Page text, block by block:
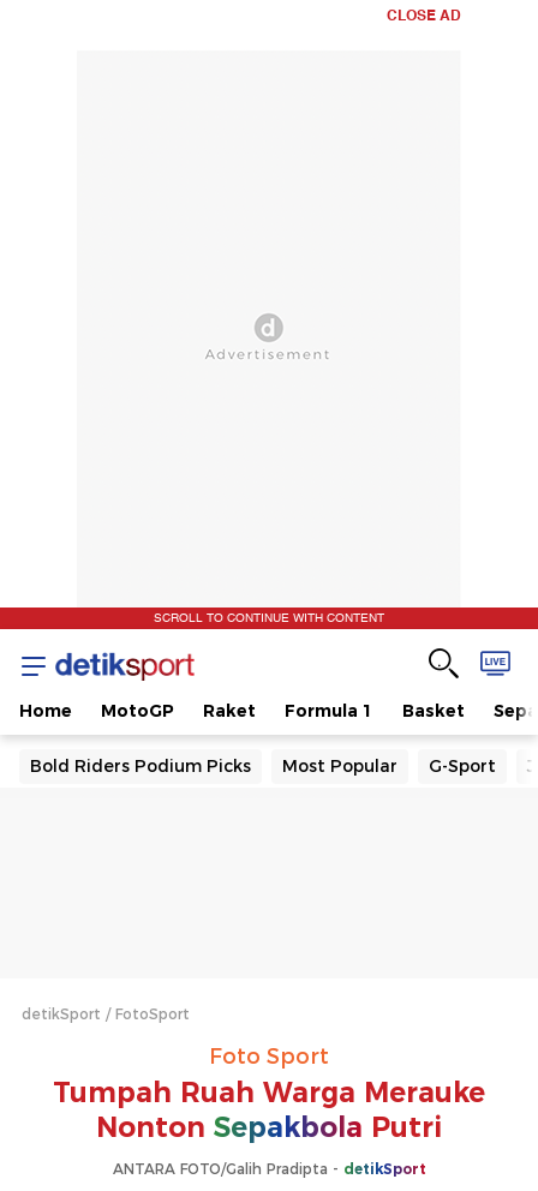
CLOSE AD
SCROLL TO CONTINUE WITH CONTENT
Home MotoGP Raket Formula 1 Basket
Bold Riders Podium Picks Most Popular G-Sport
detikSport FotoSport
Foto Sport
Tumpah Ruah Warga Merauke
Nonton Sepakbola Putri
ANTARA FOTO/Galih Pradipta - detikSport